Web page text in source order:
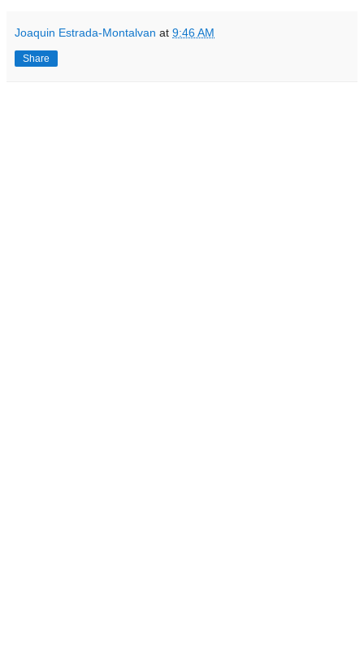
Joaquin Estrada-Montalvan at 9:46 AM
Share